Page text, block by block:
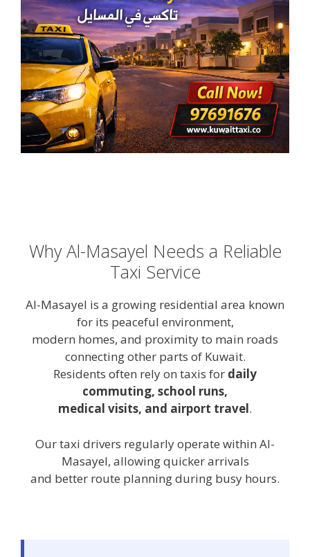
Why Al-Masayel Needs a Reliable
Taxi Service
Al-Masayel is a growing residential area known
for its peaceful environment,
modern homes, and proximity to main roads
connecting other parts of Kuwait.
Residents often rely on taxis for daily
commuting, school runs,
medical visits, and airport travel.
Our taxi drivers regularly operate within Al-
Masayel, allowing quicker arrivals
and better route planning during busy hours.